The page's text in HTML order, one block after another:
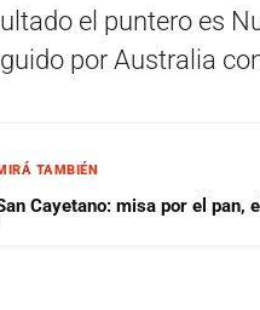
el puntero es
por Australia
TAMBIÉN
Cayetano: misa por el pan,